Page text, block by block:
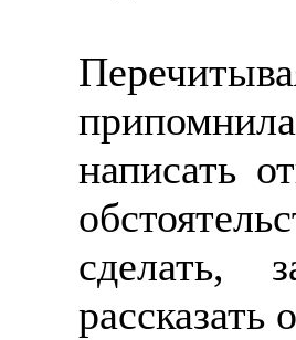
написать
сделать,
рассказать